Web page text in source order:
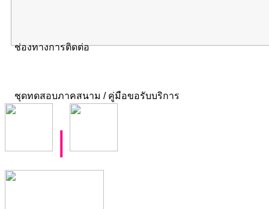
ช่องทางการติดต่อ
ชุดทดสอบภาคสนาม / คู่มือขอรับบริการ